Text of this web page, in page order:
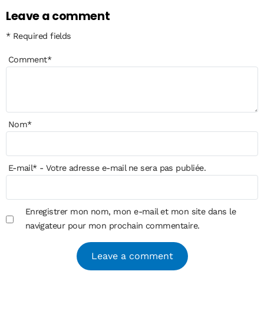
Leave a comment
* Required fields
Comment*
Nom*
E-mail*- Votre adresse e-mail ne sera pas publiée.
Enregistrer mon nom, mon e-mail et mon site dans le
navigateur pour mon prochain commentaire.